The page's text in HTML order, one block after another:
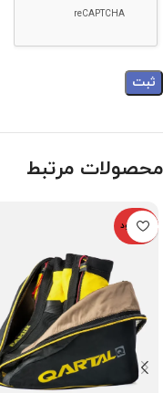
محصولات مرتبط
ناموجود